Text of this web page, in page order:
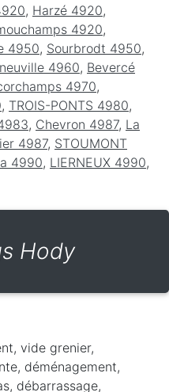
, Harzé 4920,
4920,
4950, Sourbrodt 4950,
4960, Bevercé
4970,
, TROIS-PONTS 4980,
, Chevron 4987, La
4987, STOUMONT
4990, LIERNEUX 4990,
Hody
vide grenier,
déménagement,
débarrassage,